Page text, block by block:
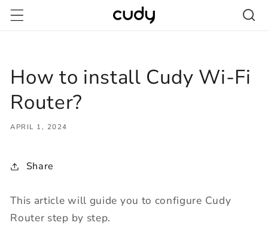
Skip to
content
How to install Cudy Wi-Fi
Router?
APRIL 1, 2024
Share
This article will guide you to configure Cudy
Router step by step.